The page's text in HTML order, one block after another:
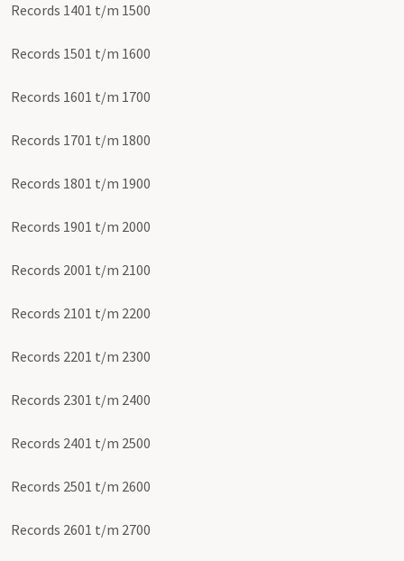
Records 1401 t/m 1500
Records 1501 t/m 1600
Records 1601 t/m 1700
Records 1701 t/m 1800
Records 1801 t/m 1900
Records 1901 t/m 2000
Records 2001 t/m 2100
Records 2101 t/m 2200
Records 2201 t/m 2300
Records 2301 t/m 2400
Records 2401 t/m 2500
Records 2501 t/m 2600
Records 2601 t/m 2700